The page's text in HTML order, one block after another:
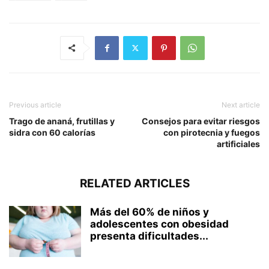
Previous article
Trago de ananá, frutillas y
sidra con 60 calorías
Next article
Consejos para evitar riesgos
con pirotecnia y fuegos
artificiales
RELATED ARTICLES
Más del 60% de niños y
adolescentes con obesidad
presenta dificultades...